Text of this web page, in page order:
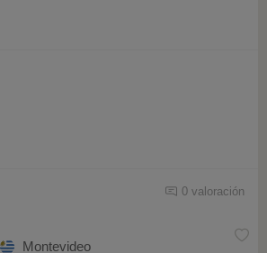
0 valoración
Montevideo